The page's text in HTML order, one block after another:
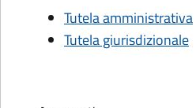
Tutela amministrativa
Tutela giurisdizionale